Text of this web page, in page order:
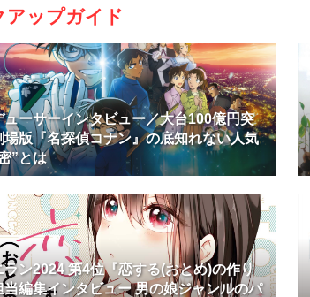
アップガイド
ューサーインタビュー／大台100億円突
場版『名探偵コナン』の底知れない人気
”とは
ラン2024 第4位『恋する(おとめ)の作り
当編集インタビュー 男の娘ジャンルのパ